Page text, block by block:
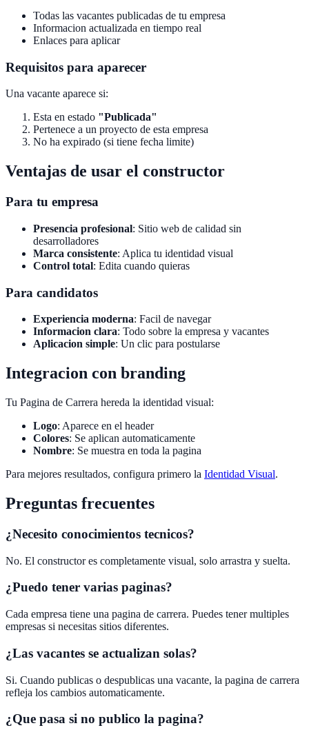
Todas las vacantes publicadas de tu empresa
Informacion actualizada en tiempo real
Enlaces para aplicar
Requisitos para aparecer
Una vacante aparece si:
Esta en estado "Publicada"
Pertenece a un proyecto de esta empresa
No ha expirado (si tiene fecha limite)
Ventajas de usar el constructor
Para tu empresa
Presencia profesional: Sitio web de calidad sin
desarrolladores
Marca consistente: Aplica tu identidad visual
Control total: Edita cuando quieras
Para candidatos
Experiencia moderna: Facil de navegar
Informacion clara: Todo sobre la empresa y vacantes
Aplicacion simple: Un clic para postularse
Integracion con branding
Tu Pagina de Carrera hereda la identidad visual:
Logo: Aparece en el header
Colores: Se aplican automaticamente
Nombre: Se muestra en toda la pagina
Para mejores resultados, configura primero la Identidad Visual.
Preguntas frecuentes
¿Necesito conocimientos tecnicos?
No. El constructor es completamente visual, solo arrastra y suelta.
¿Puedo tener varias paginas?
Cada empresa tiene una pagina de carrera. Puedes tener multiples
empresas si necesitas sitios diferentes.
¿Las vacantes se actualizan solas?
Si. Cuando publicas o despublicas una vacante, la pagina de carrera
refleja los cambios automaticamente.
¿Que pasa si no publico la pagina?